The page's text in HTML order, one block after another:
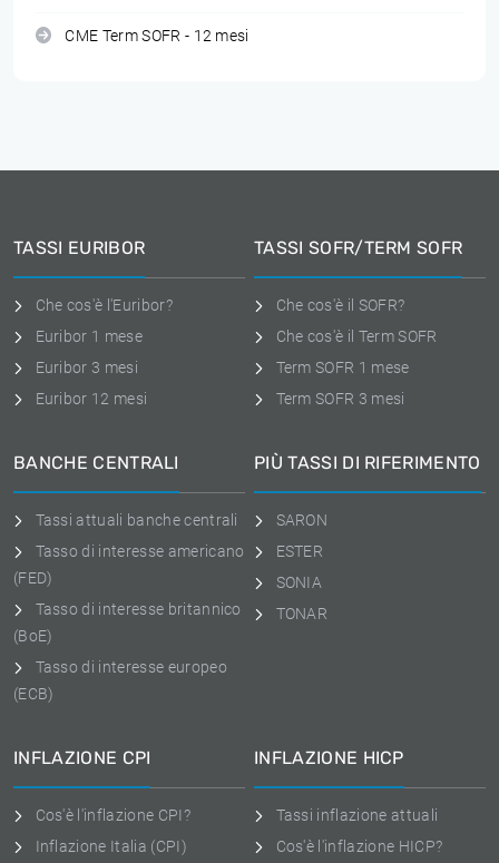
CME Term SOFR - 12 mesi
TASSI EURIBOR
Che cos'è l'Euribor?
Euribor 1 mese
Euribor 3 mesi
Euribor 12 mesi
TASSI SOFR/TERM SOFR
Che cos'è il SOFR?
Che cos'è il Term SOFR
Term SOFR 1 mese
Term SOFR 3 mesi
BANCHE CENTRALI
Tassi attuali banche centrali
Tasso di interesse americano
(FED)
Tasso di interesse britannico
(BoE)
Tasso di interesse europeo
(ECB)
PIÙ TASSI DI RIFERIMENTO
SARON
ESTER
SONIA
TONAR
INFLAZIONE CPI
Cos'è l'inflazione CPI?
Inflazione Italia (CPI)
INFLAZIONE HICP
Tassi inflazione attuali
Cos'è l'inflazione HICP?